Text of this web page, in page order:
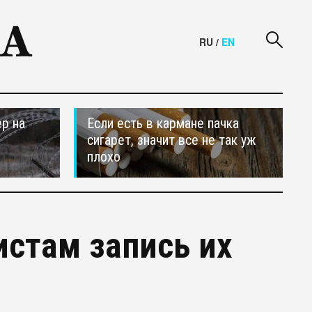
RU / EN
на
Если есть в кармане пачка
сигарет, значит все не так уж
плохо
запись их